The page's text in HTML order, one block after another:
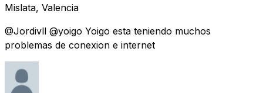
Mislata, Valencia
@Jordivll @yoigo Yoigo esta teniendo muchos
problemas de conexion e internet